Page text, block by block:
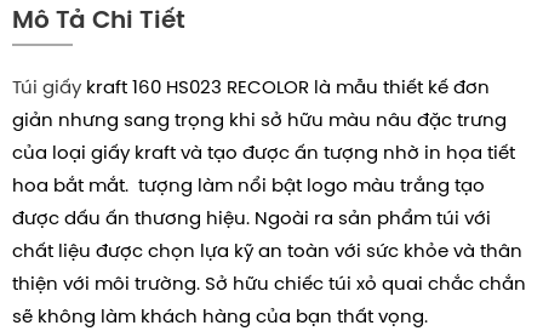
Mô Tả Chi Tiết
Túi giấy kraft 160 HS023 RECOLOR là mẫu thiết kế đơn
giản nhưng sang trọng khi sở hữu màu nâu đặc trưng
của loại giấy kraft và tạo được ấn tượng nhờ in họa tiết
hoa bắt mắt. tượng làm nổi bật logo màu trắng tạo
được dấu ấn thương hiệu. Ngoài ra sản phẩm túi với
chất liệu được chọn lựa kỹ an toàn với sức khỏe và thân
thiện với môi trường. Sở hữu chiếc túi xỏ quai chắc chắn
sẽ không làm khách hàng của bạn thất vọng.